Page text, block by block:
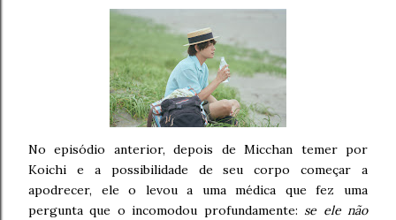
No episódio anterior, depois de Micchan temer por
Koichi e a possibilidade de seu corpo começar a
apodrecer, ele o levou a uma médica que fez uma
pergunta que o incomodou profundamente: se ele não